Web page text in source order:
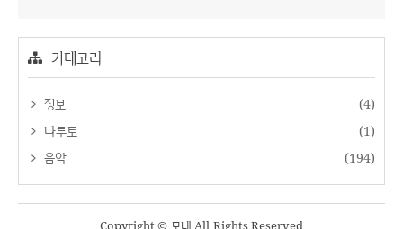
카테고리
정보
(4)
나루토
(1)
음악
(194)
Copyright © 모네 All Rights Reserved